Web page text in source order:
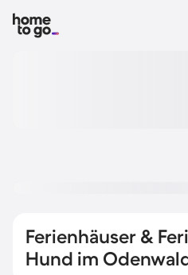
Ferienhäuser &
Hund im